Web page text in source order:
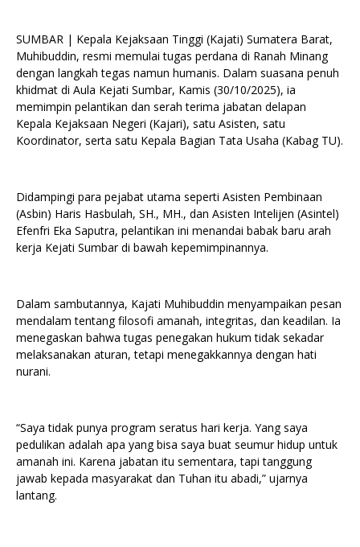
SUMBAR | Kepala Kejaksaan Tinggi (Kajati) Sumatera Barat,
Muhibuddin, resmi memulai tugas perdana di Ranah Minang
dengan langkah tegas namun humanis. Dalam suasana penuh
khidmat di Aula Kejati Sumbar, Kamis (30/10/2025), ia
memimpin pelantikan dan serah terima jabatan delapan
Kepala Kejaksaan Negeri (Kajari), satu Asisten, satu
Koordinator, serta satu Kepala Bagian Tata Usaha (Kabag TU).
Didampingi para pejabat utama seperti Asisten Pembinaan
(Asbin) Haris Hasbulah, SH., MH., dan Asisten Intelijen (Asintel)
Efenfri Eka Saputra, pelantikan ini menandai babak baru arah
kerja Kejati Sumbar di bawah kepemimpinannya.
Dalam sambutannya, Kajati Muhibuddin menyampaikan pesan
mendalam tentang filosofi amanah, integritas, dan keadilan. Ia
menegaskan bahwa tugas penegakan hukum tidak sekadar
melaksanakan aturan, tetapi menegakkannya dengan hati
nurani.
“Saya tidak punya program seratus hari kerja. Yang saya
pedulikan adalah apa yang bisa saya buat seumur hidup untuk
amanah ini. Karena jabatan itu sementara, tapi tanggung
jawab kepada masyarakat dan Tuhan itu abadi,” ujarnya
lantang.